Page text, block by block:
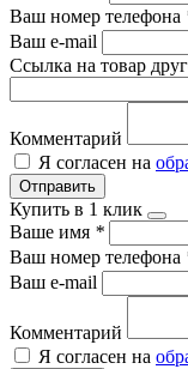
Ваш номер телефона
Ваш e-mail
Ссылка на товар
Комментарий
Я согласен на
Отправить
Купить в 1 клик
Ваше имя *
Ваш номер телефона
Ваш e-mail
Комментарий
Я согласен на